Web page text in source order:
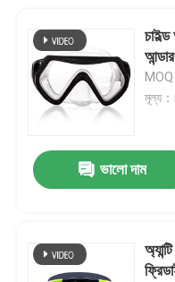
মূল্য
ভালো দাম